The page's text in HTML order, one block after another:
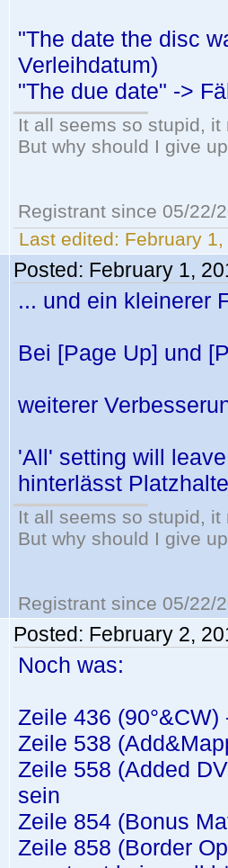
"The date the disc
Verleihdatum)
"The due date" ->
It all seems so stupid,
But why should I give
Registrant since 05/22/
Last edited: February
Posted: February 1,
... und ein kleinerer
Bei [Page Up] und
weiterer
'All' setting will
hinterlässt
It all seems so stupid,
But why should I give
Registrant since 05/22/
Posted: February 2,
Noch was:
Zeile 436
Zeile 538
Zeile 558 (Added
sein
Zeile 854 (Bonus
Zeile 858 (Border